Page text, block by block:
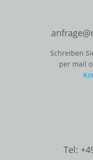
Schreiben
per mail
Tel: